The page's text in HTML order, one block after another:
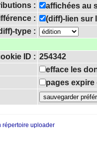
:
affichées au
:
(diff)-lien sur
type :
ID : 254342
efface les
pages
répertoire uploader